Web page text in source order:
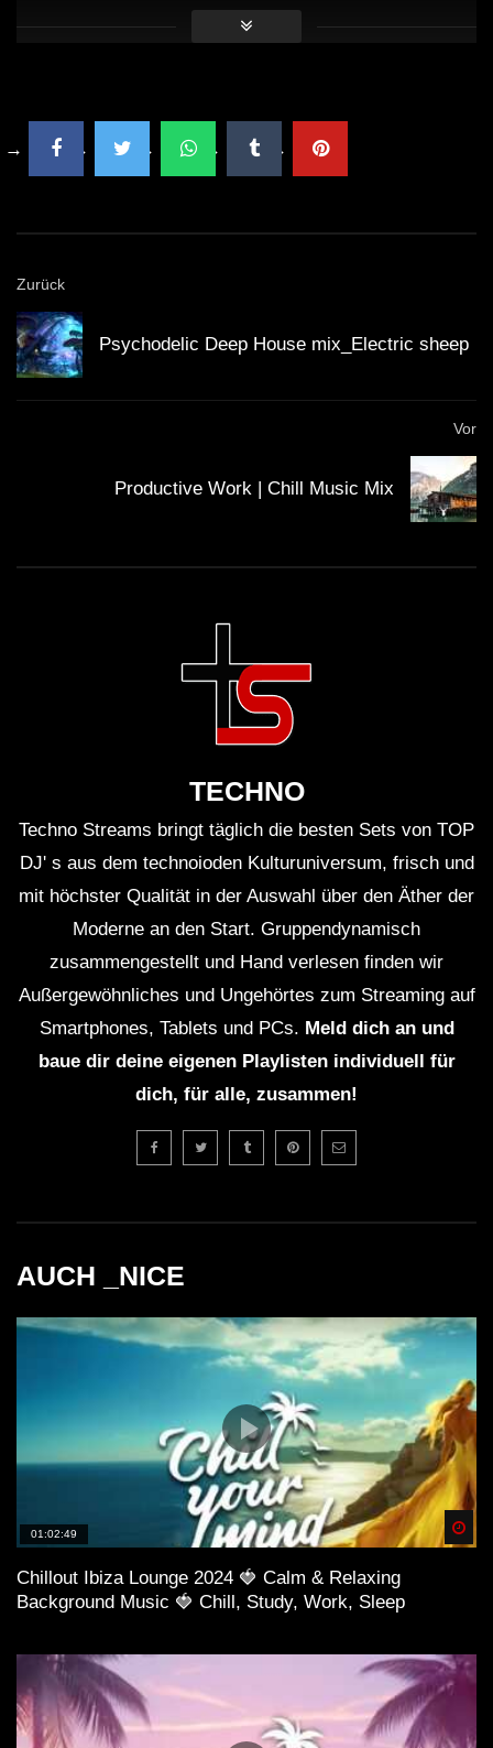
Zurück
Psychodelic Deep House mix_Electric sheep
Vor
Productive Work | Chill Music Mix
TECHNO
Techno Streams bringt täglich die besten Sets von TOP
DJ' s aus dem technoioden Kulturuniversum, frisch und
mit höchster Qualität in der Auswahl über den Äther der
Moderne an den Start. Gruppendynamisch
zusammengestellt und Hand verlesen finden wir
Außergewöhnliches und Ungehörtes zum Streaming auf
Smartphones, Tablets und PCs. Meld dich an und
baue dir deine eigenen Playlisten individuell für
dich, für alle, zusammen!
AUCH _NICE
01:02:49
Chillout Ibiza Lounge 2024 🍓 Calm & Relaxing
Background Music 🍓 Chill, Study, Work, Sleep